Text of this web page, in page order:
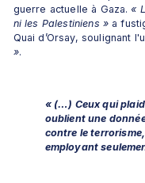
guerre actuelle à Gaza. «
ni les Palestiniens » a
Quai d’Orsay, soulignant
».
« (…) Ceux qui
oublient une
contre le
employant